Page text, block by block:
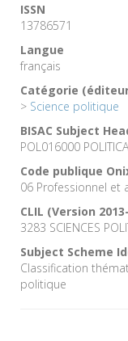
ISSN
13786571
Langue
français
Catégorie
> Science politique
BISAC Subject
POL016000
Code publique
06 Professionnel et
CLIL (Version
3283 SCIENCES
Subject Scheme
Classification
politique